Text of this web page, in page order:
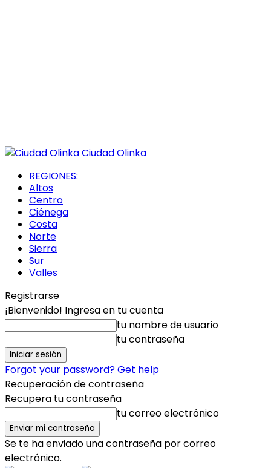
Ciudad Olinka
REGIONES:
Altos
Centro
Ciénega
Costa
Norte
Sierra
Sur
Valles
Registrarse
¡Bienvenido! Ingresa en tu cuenta
tu nombre de usuario
tu contraseña
Forgot your password? Get help
Recuperación de contraseña
Recupera tu contraseña
tu correo electrónico
Se te ha enviado una contraseña por correo
electrónico.